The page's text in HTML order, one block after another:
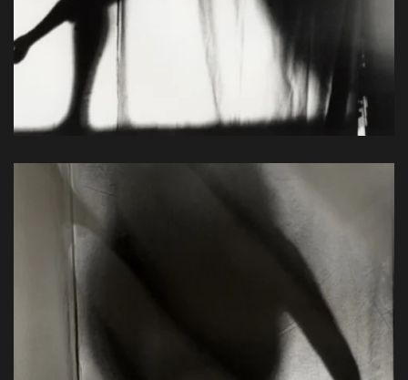
View
Handprint, Baryt, 56 x 42 cm, 1993